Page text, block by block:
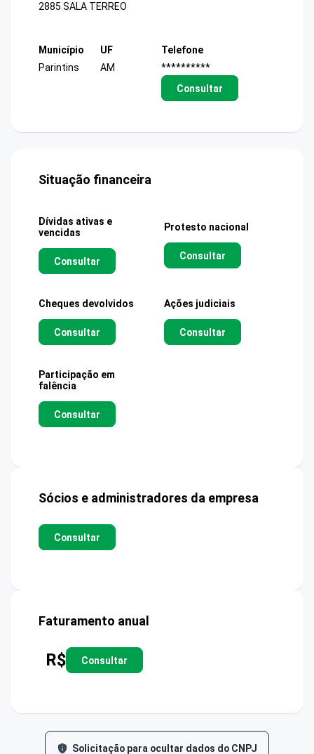
2885 SALA TERREO
Município
Parintins
UF
AM
Telefone
**********
Consultar
Situação financeira
Dívidas ativas e
vencidas
Consultar
Protesto nacional
Consultar
Cheques devolvidos
Consultar
Ações judiciais
Consultar
Participação em
falência
Consultar
Sócios e administradores da empresa
Consultar
Faturamento anual
R$ Consultar
Solicitação para ocultar dados do CNPJ